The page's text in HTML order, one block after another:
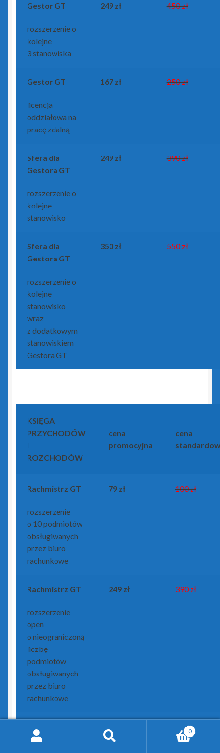
Gestor GT
rozszerzenie o
kolejne
3 stanowiska
249 zł 450 zł
Gestor GT
licencja
oddziałowa na
pracę zdalną
167 zł 250 zł
Sfera dla
Gestora GT
rozszerzenie o
kolejne
stanowisko
249 zł 390 zł
Sfera dla
Gestora GT
rozszerzenie o
kolejne
stanowisko
wraz
z dodatkowym
stanowiskiem
Gestora GT
350 zł 550 zł
KSIĘGA
PRZYCHODÓW
I
ROZCHODÓW
cena
promocyjna
cena
Rachmistrz GT
rozszerzenie
o 10 podmiotów
obsługiwanych
przez biuro
rachunkowe
79 zł 100 zł
Rachmistrz GT
rozszerzenie
open
o nieograniczoną
liczbę
podmiotów
obsługiwanych
przez biuro
rachunkowe
249 zł 390 zł
175 zł
0